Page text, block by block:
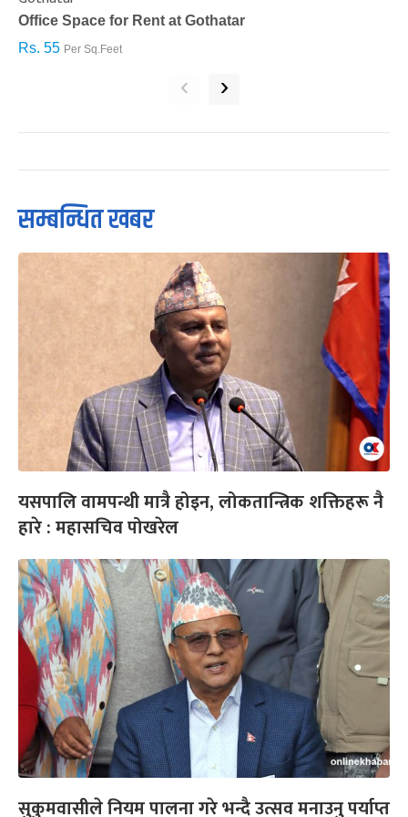
Office Space for Rent at Gothatar
Rs. 55 Per Sq.Feet
‹ ›
सम्बन्धित खबर
यसपालि वामपन्थी मात्रै होइन, लोकतान्त्रिक शक्तिहरू नै
हारे : महासचिव पोखरेल
सुकुमवासीले नियम पालना गरे भन्दै उत्सव मनाउनु पर्याप्त